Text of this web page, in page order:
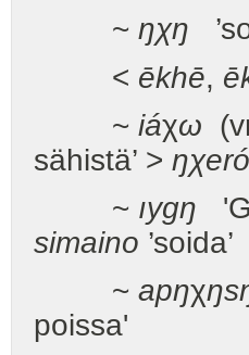
~ ŋχŋ
< ēkhē,
~ iáχω
sähistä’ >
~ ıygŋ
simaino ’soida’
~ apŋχ
poissa'